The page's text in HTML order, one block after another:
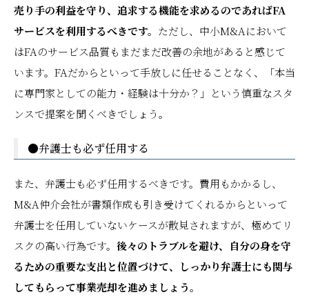
売り手の利益を守り、追求する機能を求めるのであればFA
サービスを利用するべきです。 ただし、中小M&Aにおいて
はFAのサービス品質もまだまだ改善の余地があると感じて
います。FAだからといって手放しに任せることなく、「本当
に専門家としての能力・経験は十分か？」という慎重なスタ
ンスで提案を聞くべきでしょう。
●弁護士も必ず任用する
また、弁護士も必ず任用するべきです。費用もかかるし、
M&A仲介会社が書類作成も引き受けてくれるからといって
弁護士を任用していないケースが散見されますが、極めてリ
スクの高い行為です。 後々のトラブルを避け、自分の身を守
るための重要な支出と位置づけて、しっかり弁護士にも関与
してもらって事業売却を進めましょう。